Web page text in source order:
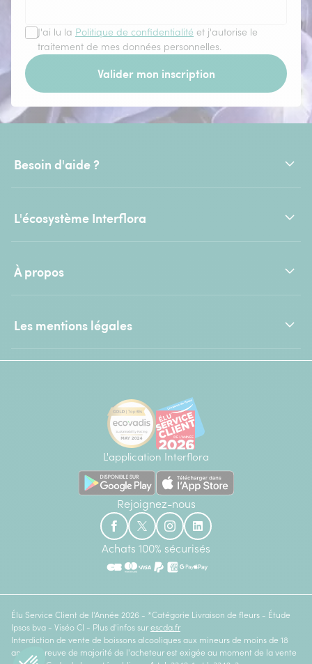
J'ai lu la Politique de confidentialité et j'autorise le
traitement de mes données personnelles.
Valider mon inscription
Besoin d'aide ?
L'écosystème Interflora
À propos
Les mentions légales
L'application Interflora
Rejoignez-nous
Achats 100% sécurisés
Élu Service Client de l'Année 2026 - *Catégorie Livraison de fleurs - Étude
Ipsos bva - Viséo CI - Plus d'infos sur escda.fr
Interdiction de vente de boissons alcooliques aux mineurs de moins de 18
ans. La preuve de majorité de l'acheteur est exigée au moment de la vente